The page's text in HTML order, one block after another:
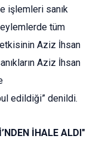
işlemleri sanık
eylemlerde tüm
Aziz İhsan
Aziz İhsan
edildiği” denildi.
İHALE ALDI"